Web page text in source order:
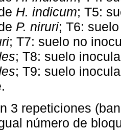
H. indicum; T5:
P. niruri; T6:
; T7: suelo no
; T8: suelo
; T9: suelo
3 repeticiones
número de